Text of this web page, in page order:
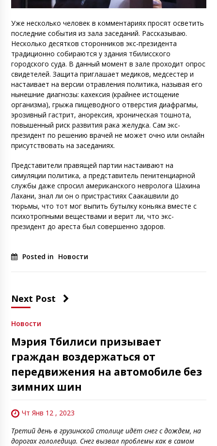
Уже несколько человек в комментариях просят осветить
последние события из зала заседаний. Рассказываю.
Несколько десятков сторонников экс-президента
традиционно собираются у здания тбилисского
городского суда. В данный момент в зале проходит опрос
свидетелей. Защита приглашает медиков, медсестер и
настаивает на версии отравления политика, называя его
нынешние диагнозы: кахексия (крайнее истощение
организма), грыжа пищеводного отверстия диафрагмы,
эрозивный гастрит, анорексия, хроническая тошнота,
повышенный риск развития рака желудка. Сам экс-
президент по решению врачей не может очно или онлайн
присутствовать на заседаниях.
Представители правящей партии настаивают на
симуляции политика, а представитель пенитенциарной
службы даже спросил американского невролога Шахина
Лахани, знал ли он о пристрастиях Саакашвили до
тюрьмы, что тот мог выпить бутылку коньяка вместе с
психотропными веществами и верит ли, что экс-
президент до ареста был совершенно здоров.
Posted in Новости
Next Post
Новости
Мэрия Тбилиси призывает
граждан воздержаться от
передвижения на автомобиле без
зимних шин
Чт Янв 12 , 2023
Третий день в грузинской столице идёт снег с дождем, на
дорогах гололедица. Снег вызвал проблемы как в самом